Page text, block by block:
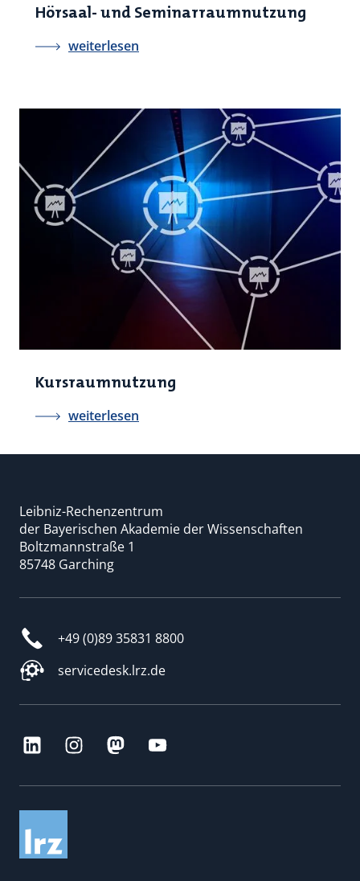
Hörsaal- und Seminarraumnutzung
weiterlesen
Kursraumnutzung
weiterlesen
Leibniz-Rechenzentrum
der Bayerischen Akademie der Wissenschaften
Boltzmannstraße 1
85748 Garching
+49 (0)89 35831 8800
servicedesk.lrz.de